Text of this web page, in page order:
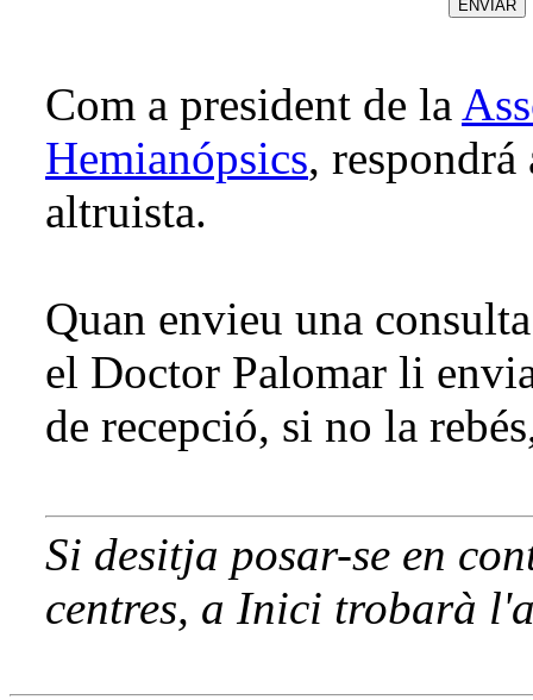
Com a president de la
Hemianópsics, respondrá
altruista.
Quan envieu una
el Doctor Palomar li
de recepció, si no la
Si desitja posar-se en
centres, a Inici trobarà